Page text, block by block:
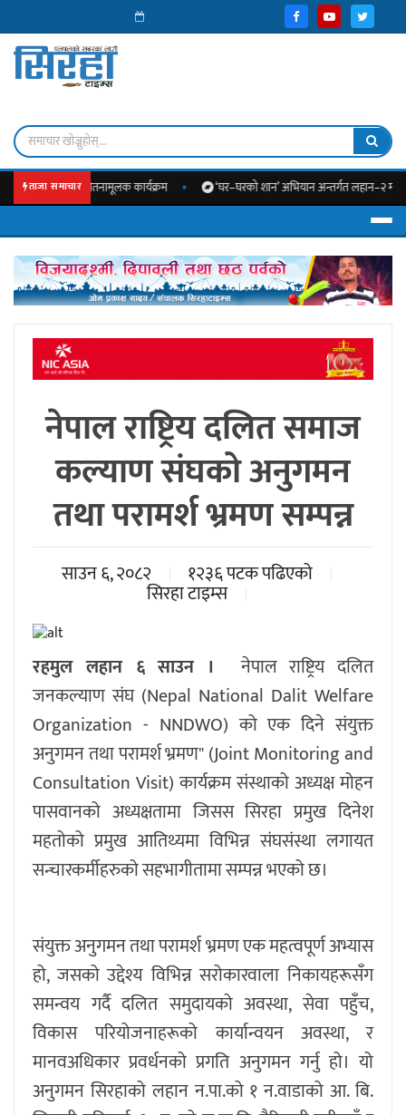
ताजा समाचार
सचेतनामूलक कार्यक्रम ‘घर–घरको शान’ अभियान अन्तर्गत लहान–२ मा स्वच्छता
नेपाल राष्ट्रिय दलित समाज
कल्याण संघको अनुगमन
तथा परामर्श भ्रमण सम्पन्न
साउन ६, २०८२ १२३६ पटक पढिएको
सिरहा टाइम्स
रहमुल लहान ६ साउन ।
नेपाल राष्ट्रिय दलित
जनकल्याण संघ (Nepal National Dalit Welfare
Organization - NNDWO) को एक दिने संयुक्त
अनुगमन तथा परामर्श भ्रमण" (Joint Monitoring and
Consultation Visit) कार्यक्रम संस्थाको अध्यक्ष मोहन
पासवानको अध्यक्षतामा जिसस सिरहा प्रमुख दिनेश
महतोको प्रमुख आतिथ्यमा विभिन्न संघसंस्था लगायत
सन्चारकर्मीहरुको सहभागीतामा सम्पन्न भएको छ।
संयुक्त अनुगमन तथा परामर्श भ्रमण एक महत्वपूर्ण अभ्यास
हो, जसको उद्देश्य विभिन्न सरोकारवाला निकायहरूसँग
समन्वय गर्दै दलित समुदायको अवस्था, सेवा पहुँच,
विकास परियोजनाहरूको कार्यान्वयन अवस्था, र
मानवअधिकार प्रवर्धनको प्रगति अनुगमन गर्नु हो। यो
अनुगमन सिरहाको लहान न.पा.को १ न.वाडाको आ. बि.